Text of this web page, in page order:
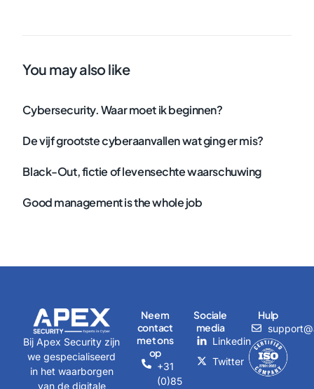
You may also like
Cybersecurity. Waar moet ik beginnen?
De vijf grootste cyberaanvallen wat ging er mis?
Black-Out, fictie of levensechte waarschuwing
Good management is the whole job
Bij Apex Security zijn
we gespecialiseerd
in het waarborgen
van de digitale
Neem
contact
met ons
op
+31
(0)85
Sociale
media
Linkedin
Twitter
Hulp